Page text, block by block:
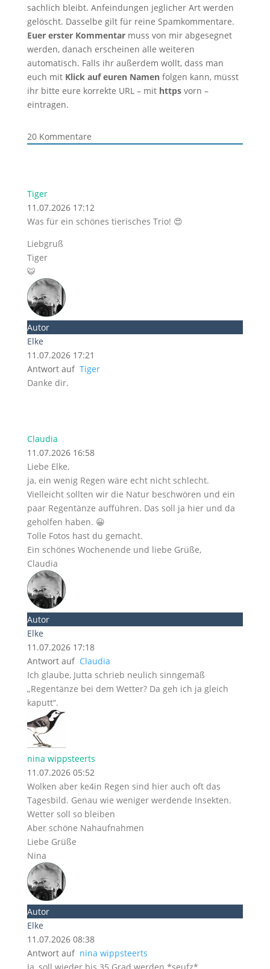
sachlich bleibt. Anfeindungen jeglicher Art werden
gelöscht. Dasselbe gilt für reine Spamkommentare.
Euer erster Kommentarmuss von mir abgesegnet
werden, danach erscheinen alle weiteren
automatisch. Falls ihr außerdem wollt, dass man
euch mit Klick auf euren Namenfolgen kann, müsst
ihr bitte eure korrekte URL – mit httpsvorn –
eintragen.
20Kommentare
Tiger
11.07.2026 17:12
Was für ein schönes tierisches Trio! 😍
Liebgruß
Tiger
🐯
Autor
Elke
11.07.2026 17:21
Antwort auf Tiger
Danke dir.
Claudia
11.07.2026 16:58
Liebe Elke,
ja, ein wenig Regen wäre echt nicht schlecht.
Vielleicht sollten wir die Natur beschwören und ein
paar Regentänze aufführen. Das soll ja hier und da
geholfen haben. 😀
Tolle Fotos hast du gemacht.
Ein schönes Wochenende und liebe Grüße,
Claudia
Autor
Elke
11.07.2026 17:18
Antwort auf Claudia
Ich glaube, Jutta schrieb neulich sinngemäß
„Regentänze bei dem Wetter? Da geh ich ja gleich
kaputt“.
nina wippsteerts
11.07.2026 05:52
Wolken aber ke4in Regen sind hier auch oft das
Tagesbild. Genau wie weniger werdende Insekten.
Wetter soll so bleiben
Aber schöne Nahaufnahmen
Liebe Grüße
Nina
Autor
Elke
11.07.2026 08:38
Antwort auf nina wippsteerts